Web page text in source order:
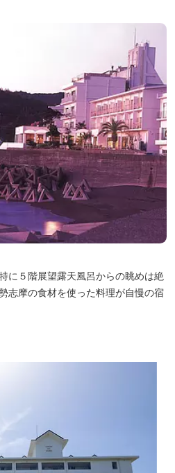
に５階展望露天風呂からの眺めは絶
志摩の食材を使った料理が自慢の宿